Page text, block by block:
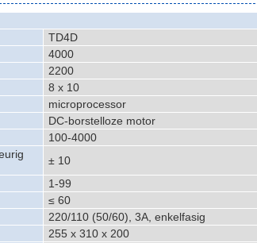
TD4D
4000
2200
8 x 10
microprocessor
DC-borstelloze motor
100-4000
± 10
1-99
≤ 60
220/110 (50/60), 3A, enkelfasig
255 x 310 x 200